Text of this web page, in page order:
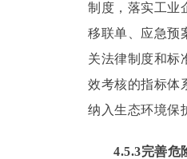
制度，落实工业
移联单、应急预
关法律制度和标
效考核的指标体
纳入生态环境保
4.5.3完善危